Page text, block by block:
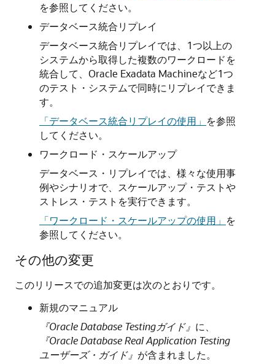
を参照してください。
データベース統合リプレイ
データベース統合リプレイでは、1つ以上の
システムから取得した複数のワークロードを
統合して、Oracle Exadata Machineなど1つ
のテスト・システムで同時にリプレイできま
す。
「データベース統合リプレイの使用」 を参照
してください。
ワークロード・スケールアップ
データベース・リプレイでは、様々な使用事
例やシナリオで、スケールアップ・テストや
ストレス・テストを実行できます。
「ワークロード・スケールアップの使用」 を
参照してください。
その他の変更
このリリースでの追加変更は次のとおりです。
新規のマニュアル
『Oracle Database Testingガイド』 に、
『Oracle Database Real Application Testing
ユーザーズ・ガイド』 が含まれました。